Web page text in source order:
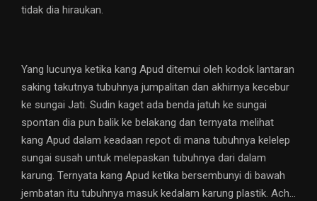
tidak dia hiraukan.
Yang lucunya ketika kang Apud ditemui oleh kodok lantaran
saking takutnya tubuhnya jumpalitan dan akhirnya kecebur
ke sungai Jati. Sudin kaget ada benda jatuh ke sungai
spontan dia pun balik ke belakang dan ternyata melihat
kang Apud dalam keadaan repot di mana tubuhnya kelelep
sungai susah untuk melepaskan tubuhnya dari dalam
karung. Ternyata kang Apud ketika bersembunyi di bawah
jembatan itu tubuhnya masuk kedalam karung plastik. Ach…